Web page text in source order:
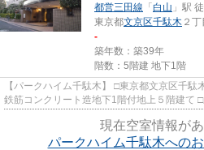
都営三田線 「 白山 」駅
東京都文京区千駄木 ２
-
築年数：築39年
階数：5階建 地下1階
【パークハイム千駄木】 □東京都文京区千駄木二丁目18-3 □1987年5月築 □
鉄筋コンクリート造地下1階付地上５階建て □三井建設施工 □三井不動産旧分譲
現在空室情報があ
パークハイム千駄木への